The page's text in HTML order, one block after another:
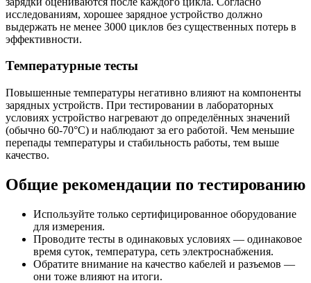
исследованиям, хорошее зарядное устройство должно
выдержать не менее 3000 циклов без существенных потерь в
эффективности.
Температурные тесты
Повышенные температуры негативно влияют на компоненты
зарядных устройств. При тестировании в лабораторных
условиях устройство нагревают до определённых значений
(обычно 60-70°C) и наблюдают за его работой. Чем меньшие
перепады температуры и стабильность работы, тем выше
качество.
Общие рекомендации по тестированию
Используйте только сертифицированное оборудование
для измерения.
Проводите тесты в одинаковых условиях — одинаковое
время суток, температура, сеть электроснабжения.
Обратите внимание на качество кабелей и разъемов —
они тоже влияют на итоги.